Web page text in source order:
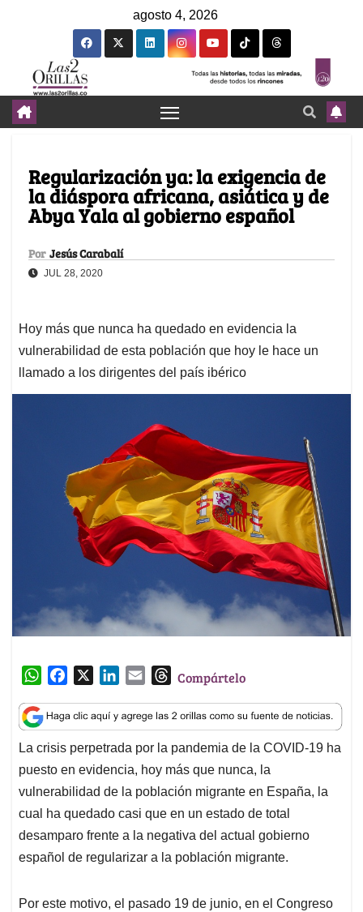
agosto 4, 2026
Regularización ya: la exigencia de
la diáspora africana, asiática y de
Abya Yala al gobierno español
Por Jesús Carabalí
JUL 28, 2020
Hoy más que nunca ha quedado en evidencia la
vulnerabilidad de esta población que hoy le hace un
llamado a los dirigentes del país ibérico
W
a
t
s
A
p
p
c
e
b
o
o
k
n
k
e
d
I
n
a
i
l
T
r
e
a
d
s
Compártelo
La crisis perpetrada por la pandemia de la COVID-19 ha
puesto en evidencia, hoy más que nunca, la
vulnerabilidad de la población migrante en España, la
cual ha quedado casi que en un estado de total
desamparo frente a la negativa del actual gobierno
español de regularizar a la población migrante.
Por este motivo, el pasado 19 de junio, en el Congreso